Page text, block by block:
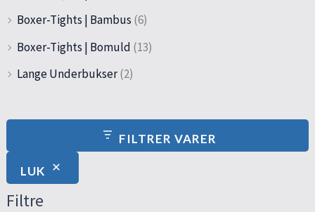
Boxer-Tights | Bambus (6)
Boxer-Tights | Bomuld (13)
Lange Underbukser(2)
FILTRER VARER
LUK
Filtre